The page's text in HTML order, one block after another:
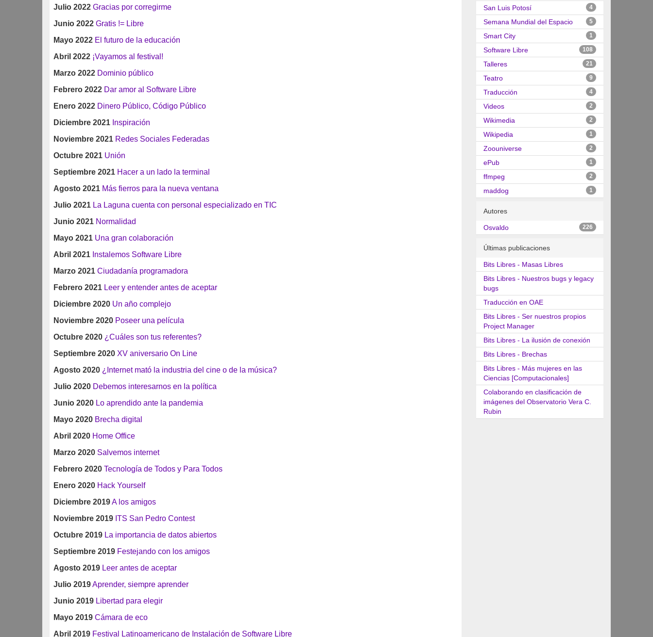
Julio 2022 Gracias por corregirme
Junio 2022 Gratis != Libre
Mayo 2022 El futuro de la educación
Abril 2022 ¡Vayamos al festival!
Marzo 2022 Dominio público
Febrero 2022 Dar amor al Software Libre
Enero 2022 Dinero Público, Código Público
Diciembre 2021 Inspiración
Noviembre 2021 Redes Sociales Federadas
Octubre 2021 Unión
Septiembre 2021 Hacer a un lado la terminal
Agosto 2021 Más fierros para la nueva ventana
Julio 2021 La Laguna cuenta con personal especializado en TIC
Junio 2021 Normalidad
Mayo 2021 Una gran colaboración
Abril 2021 Instalemos Software Libre
Marzo 2021 Ciudadanía programadora
Febrero 2021 Leer y entender antes de aceptar
Diciembre 2020 Un año complejo
Noviembre 2020 Poseer una película
Octubre 2020 ¿Cuáles son tus referentes?
Septiembre 2020 XV aniversario On Line
Agosto 2020 ¿Internet mató la industria del cine o de la música?
Julio 2020 Debemos interesarnos en la política
Junio 2020 Lo aprendido ante la pandemia
Mayo 2020 Brecha digital
Abril 2020 Home Office
Marzo 2020 Salvemos internet
Febrero 2020 Tecnología de Todos y Para Todos
Enero 2020 Hack Yourself
Diciembre 2019A los amigos
Noviembre 2019 ITS San Pedro Contest
Octubre 2019 La importancia de datos abiertos
Septiembre 2019 Festejando con los amigos
Agosto 2019 Leer antes de aceptar
Julio 2019Aprender, siempre aprender
Junio 2019 Libertad para elegir
Mayo 2019 Cámara de eco
Abril 2019 Festival Latinoamericano de Instalación de Software Libre
San Luis Potosí 4
Semana Mundial del Espacio 5
Smart City 1
Software Libre 108
Talleres 21
Teatro 9
Traducción 4
Videos 2
Wikimedia 2
Wikipedia 1
Zoouniverse 2
ePub 1
ffmpeg 2
maddog 1
Autores
Osvaldo 226
Últimas publicaciones
Bits Libres - Masas Libres
Bits Libres - Nuestros bugs y legacy
bugs
Traducción en OAE
Bits Libres - Ser nuestros propios
Project Manager
Bits Libres - La ilusión de conexión
Bits Libres - Brechas
Bits Libres - Más mujeres en las
Ciencias [Computacionales]
Colaborando en clasificación de
imágenes del Observatorio Vera C.
Rubin